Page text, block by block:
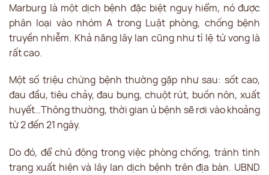
Marburg là một dịch bệnh đặc biệt nguy hiểm, nó được
phân loại vào nhóm A trong Luật phòng, chống bệnh
truyền nhiễm. Khả năng lây lan cũng như tỉ lệ tử vong là
rất cao.
Một số triệu chứng bệnh thường gặp như sau: sốt cao,
đau đầu, tiêu chảy, đau bụng, chuột rút, buồn nôn, xuất
huyết…Thông thường, thời gian ủ bệnh sẽ rơi vào khoảng
từ 2 đến 21 ngày.
Do đó, để chủ động trong việc phòng chống, tránh tình
trạng xuất hiện và lây lan dịch bệnh trên địa bàn. UBND